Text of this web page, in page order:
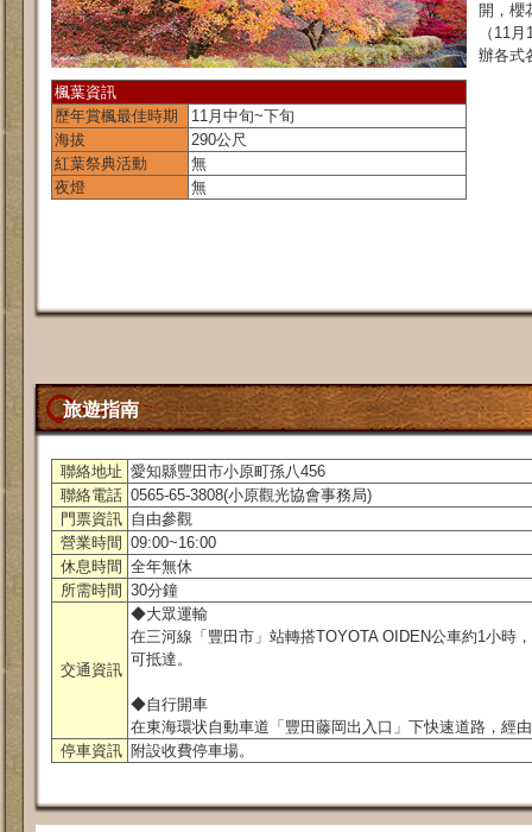
開，櫻
（11
辦各式
楓葉資訊
歷年賞楓最佳時期
11月中旬~下旬
海拔
290公尺
紅葉祭典活動
無
夜燈
無
旅遊指南
聯絡地址 愛知縣豐田市小原町孫八456
聯絡電話 0565-65-3808(小原觀光協會事務局)
門票資訊 自由參觀
營業時間 09:00~16:00
休息時間 全年無休
所需時間 30分鐘
交通資訊
◆大眾運輸
在三河線「豐田市」站轉搭TOYOTA OIDEN公車約1小時
可抵達。
◆自行開車
在東海環状自動車道「豐田藤岡出入口」下快速道路，經
停車資訊 附設收費停車場。